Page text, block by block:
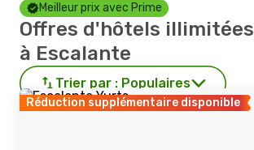
Meilleur prix avec Prime
Offres d'hôtels illimitées
à Escalante
Trier par : Populaires
Réduction supplémentaire disponible